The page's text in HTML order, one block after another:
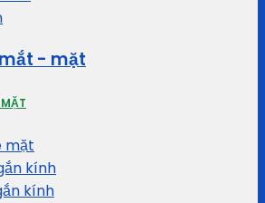
- mặt
mặt
kính
kính